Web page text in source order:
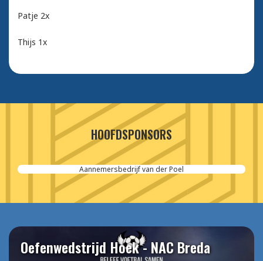
Patje 2x
Thijs 1x
HOOFDSPONSORS
Aannemersbedrijf van der Poel
Oefenwedstrijd Hoek - NAC Breda